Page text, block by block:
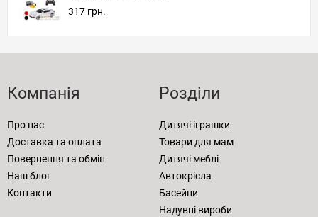
317 грн.
Компанія
Про нас
Доставка та оплата
Повернення та обмін
Наш блог
Контакти
Розділи
Дитячі іграшки
Товари для мам
Дитячі меблі
Автокрісла
Басейни
Надувні вироби